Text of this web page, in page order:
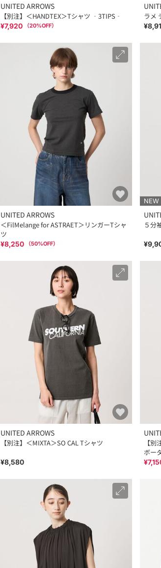
UNITED ARROWS
【別注】＜HANDTEX＞Tシャツ ‐3TIPS‐
¥7,920 （20%OFF）
ラメ
UNITED ARROWS
＜FilMelange for ASTRAET＞リンガーTシャ
ツ
¥8,250 （50%OFF）
NEW
５分
UNITED ARROWS
【別注】＜MIXTA＞SO CAL Tシャツ
¥8,580
【
ボー